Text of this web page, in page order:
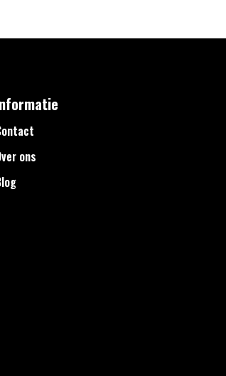
ons